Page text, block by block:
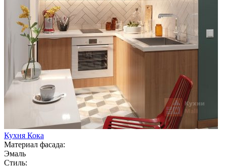
Кухня Кока
Материал фасада:
Эмаль
Стиль: